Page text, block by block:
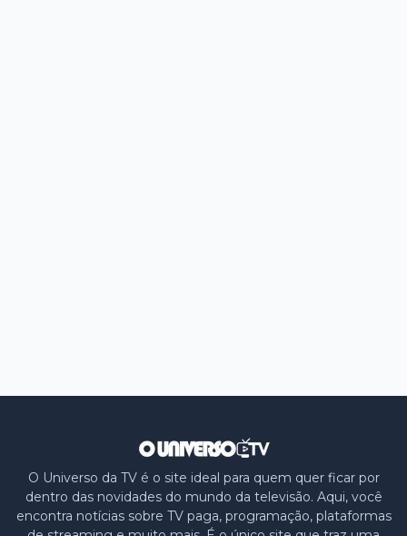
O Universo da TV é o site ideal para quem quer ficar por
dentro das novidades do mundo da televisão. Aqui, você
encontra notícias sobre TV paga, programação, plataformas